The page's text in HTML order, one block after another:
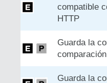
compatible
HTTP
Guarda la
comparación
Guarda la